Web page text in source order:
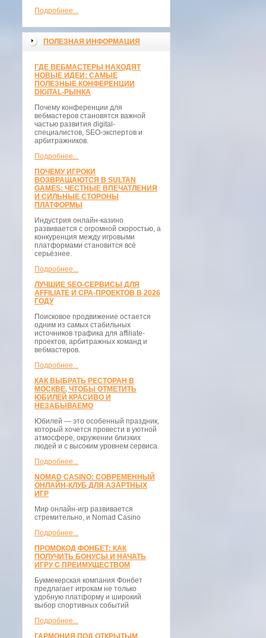
Подробнее...
ПОЛЕЗНАЯ ИНФОРМАЦИЯ
ГДЕ ВЕБМАСТЕРЫ НАХОДЯТ
НОВЫЕ ИДЕИ: САМЫЕ
ПОЛЕЗНЫЕ КОНФЕРЕНЦИИ
DIGITAL-РЫНКА
Почему конференции для
вебмастеров становятся важной
частью развития digital-
специалистов, SEO-экспертов и
арбитражников.
Подробнее...
ПОЧЕМУ ИГРОКИ
ВОЗВРАЩАЮТСЯ В SULTAN
GAMES: ЧЕСТНЫЕ ВПЕЧАТЛЕНИЯ
И СИЛЬНЫЕ СТОРОНЫ
ПЛАТФОРМЫ
Индустрия онлайн-казино
развивается с огромной скоростью, а
конкуренция между игровыми
платформами становится всё
серьёзнее.
Подробнее...
ЛУЧШИЕ SEO-СЕРВИСЫ ДЛЯ
AFFILIATE И CPA-ПРОЕКТОВ В 2026
ГОДУ
Поисковое продвижение остается
одним из самых стабильных
источников трафика для affiliate-
проектов, арбитражных команд и
вебмастеров.
Подробнее...
КАК ВЫБРАТЬ РЕСТОРАН В
МОСКВЕ, ЧТОБЫ ОТМЕТИТЬ
ЮБИЛЕЙ КРАСИВО И
НЕЗАБЫВАЕМО
Юбилей — это особенный праздник,
который хочется провести в уютной
атмосфере, окружении близких
людей и с высоким уровнем сервиса.
Подробнее...
NOMAD CASINO: СОВРЕМЕННЫЙ
ОНЛАЙН-КЛУБ ДЛЯ АЗАРТНЫХ
ИГР
Мир онлайн-игр развивается
стремительно, и Nomad Casino
Подробнее...
ПРОМОКОД ФОНБЕТ: КАК
ПОЛУЧИТЬ БОНУСЫ И НАЧАТЬ
ИГРУ С ПРЕИМУЩЕСТВОМ
Букмекерская компания Фонбет
предлагает игрокам не только
удобную платформу и широкий
выбор спортивных событий
Подробнее...
ГАРМОНИЯ ПОД ОТКРЫТЫМ